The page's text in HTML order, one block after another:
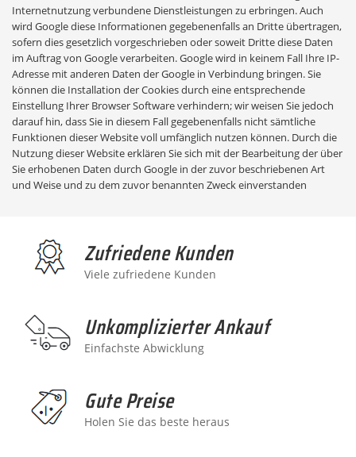
Internetnutzung verbundene Dienstleistungen zu erbringen. Auch
wird Google diese Informationen gegebenenfalls an Dritte übertragen,
sofern dies gesetzlich vorgeschrieben oder soweit Dritte diese Daten
im Auftrag von Google verarbeiten. Google wird in keinem Fall Ihre IP-
Adresse mit anderen Daten der Google in Verbindung bringen. Sie
können die Installation der Cookies durch eine entsprechende
Einstellung Ihrer Browser Software verhindern; wir weisen Sie jedoch
darauf hin, dass Sie in diesem Fall gegebenenfalls nicht sämtliche
Funktionen dieser Website voll umfänglich nutzen können. Durch die
Nutzung dieser Website erklären Sie sich mit der Bearbeitung der über
Sie erhobenen Daten durch Google in der zuvor beschriebenen Art
und Weise und zu dem zuvor benannten Zweck einverstanden
Zufriedene Kunden
Viele zufriedene Kunden
Unkomplizierter Ankauf
Einfachste Abwicklung
Gute Preise
Holen Sie das beste heraus